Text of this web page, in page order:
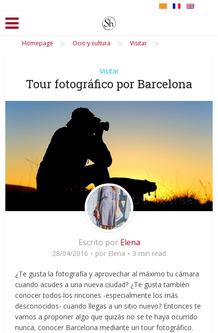
Homepage > Ocio y cultura > Visitar >
Visitar
Tour fotográfico por Barcelona
Escrito por Elena
28/04/2016 por Elena 3 min read
¿Te gusta la fotografía y aprovechar al máximo tu cámara
cuando acudes a una nueva ciudad? ¿Te gusta también
conocer todos los rincones -especialmente los más
desconocidos- cuando llegas a un sitio nuevo? Entonces te
vamos a proponer algo que quizás no se te haya ocurrido
nunca, conocer Barcelona mediante un tour fotográfico.